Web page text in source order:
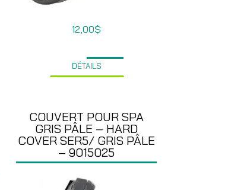
12,00$
DÉTAILS
COUVERT POUR SPA
GRIS PÂLE – HARD
COVER SER5/ GRIS PÂLE
– 9015025